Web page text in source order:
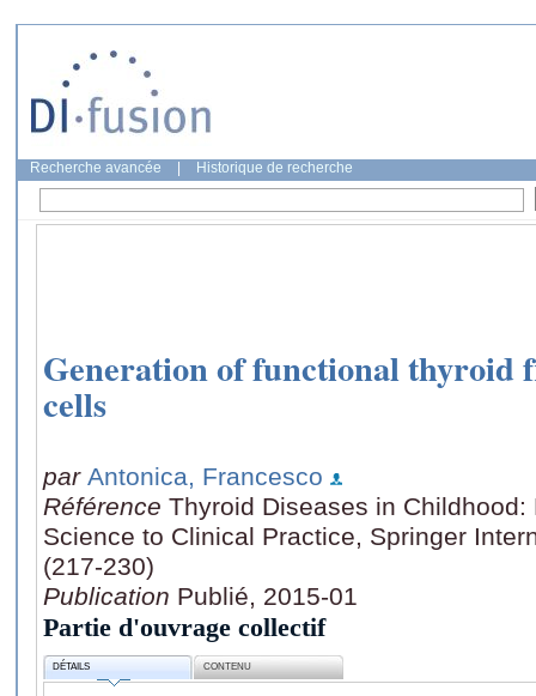
Recherche avancée Historique de recherche
Generation of functional thyroid
cells
par Antonica, Francesco
Référence Thyroid Diseases in
Science to Clinical Practice, Springer
(217-230)
Publication Publié, 2015-01
Partie d'ouvrage collectif
DÉTAILS CONTENU